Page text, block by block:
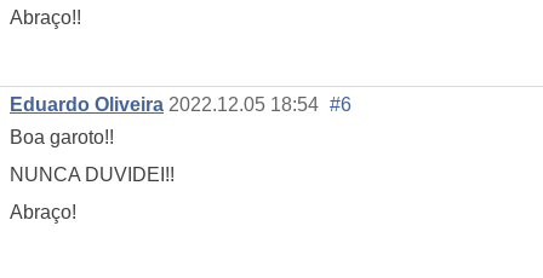
Abraço!!
Eduardo Oliveira 2022.12.05 18:54 #6
Boa garoto!!
NUNCA DUVIDEI!!
Abraço!